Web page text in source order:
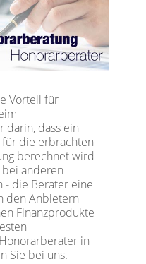
Vorteil für
darin, dass ein
die erbrachten
berechnet wird
anderen
- die Berater eine
den Anbietern
Finanzprodukte
in
Sie bei uns.